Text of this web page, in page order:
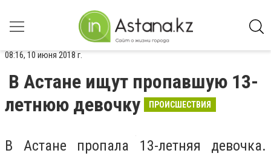
08:16, 10 июня 2018 г.
В Астане ищут пропавшую 13-
летнюю девочку
ПРОИСШЕСТВИЯ
В Астане пропала 13-летняя девочка.